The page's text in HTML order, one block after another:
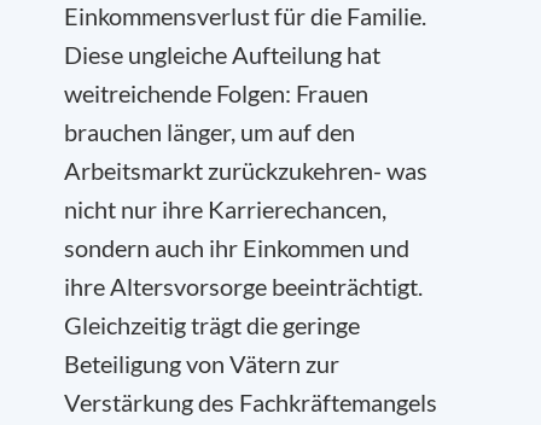
Einkommensverlust für die Familie.
Diese ungleiche Aufteilung hat
weitreichende Folgen: Frauen
brauchen länger, um auf den
Arbeitsmarkt zurückzukehren- was
nicht nur ihre Karrierechancen,
sondern auch ihr Einkommen und
ihre Altersvorsorge beeinträchtigt.
Gleichzeitig trägt die geringe
Beteiligung von Vätern zur
Verstärkung des Fachkräftemangels